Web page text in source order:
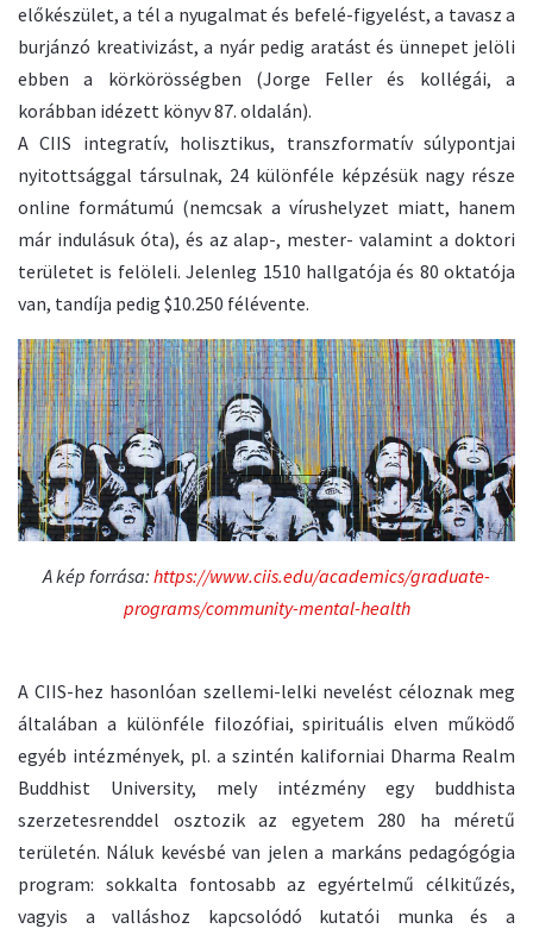
előkészület, a tél a nyugalmat és befelé-figyelést, a tavasz a
burjánzó kreativizást, a nyár pedig aratást és ünnepet jelöli
ebben a körkörösségben (Jorge Feller és kollégái, a
korábban idézett könyv 87. oldalán).
A CIIS integratív, holisztikus, transzformatív súlypontjai
nyitottsággal társulnak, 24 különféle képzésük nagy része
online formátumú (nemcsak a vírushelyzet miatt, hanem
már indulásuk óta), és az alap-, mester- valamint a doktori
területet is felöleli. Jelenleg 1510 hallgatója és 80 oktatója
van, tandíja pedig $10.250 félévente.
A kép forrása: https://www.ciis.edu/academics/graduate-
programs/community-mental-health
A CIIS-hez hasonlóan szellemi-lelki nevelést céloznak meg
általában a különféle filozófiai, spirituális elven működő
egyéb intézmények, pl. a szintén kaliforniai Dharma Realm
Buddhist University, mely intézmény egy buddhista
szerzetesrenddel osztozik az egyetem 280 ha méretű
területén. Náluk kevésbé van jelen a markáns pedagógógia
program: sokkalta fontosabb az egyértelmű célkitűzés,
vagyis a valláshoz kapcsolódó kutatói munka és a